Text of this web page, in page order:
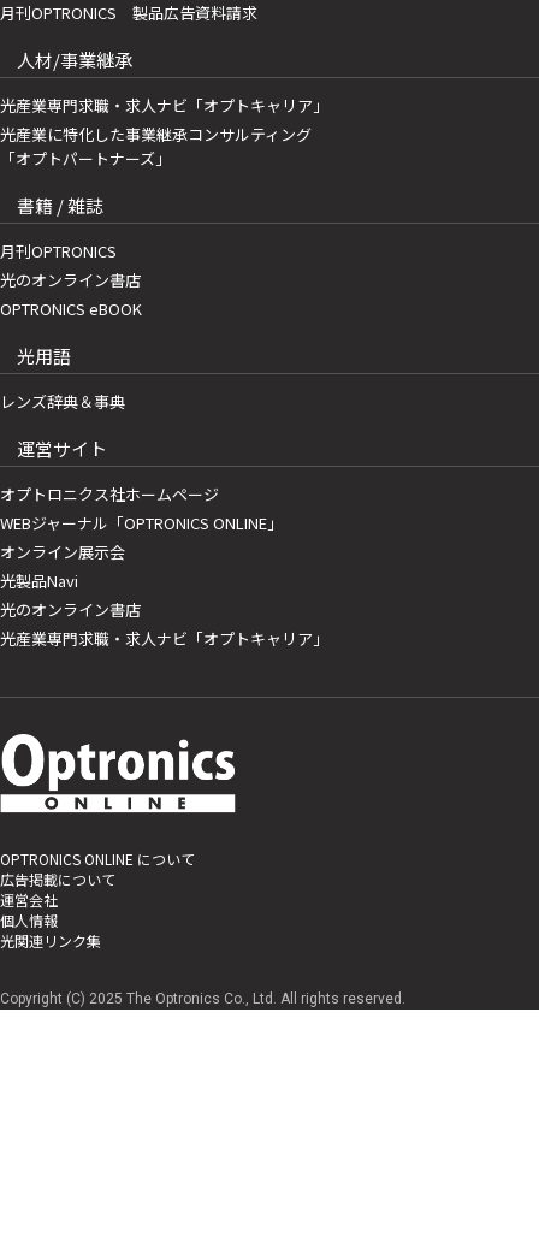
月刊OPTRONICS 製品広告資料請求
人材/事業継承
光産業専門求職・求人ナビ「オプトキャリア」
光産業に特化した事業継承コンサルティング
「オプトパートナーズ」
書籍 / 雑誌
月刊OPTRONICS
光のオンライン書店
OPTRONICS eBOOK
光用語
レンズ辞典＆事典
運営サイト
オプトロニクス社ホームページ
WEBジャーナル「OPTRONICS ONLINE」
オンライン展示会
光製品Navi
光のオンライン書店
光産業専門求職・求人ナビ「オプトキャリア」
OPTRONICS ONLINE について
広告掲載について
運営会社
個人情報
光関連リンク集
Copyright (C) 2025 The Optronics Co., Ltd. All rights reserved.